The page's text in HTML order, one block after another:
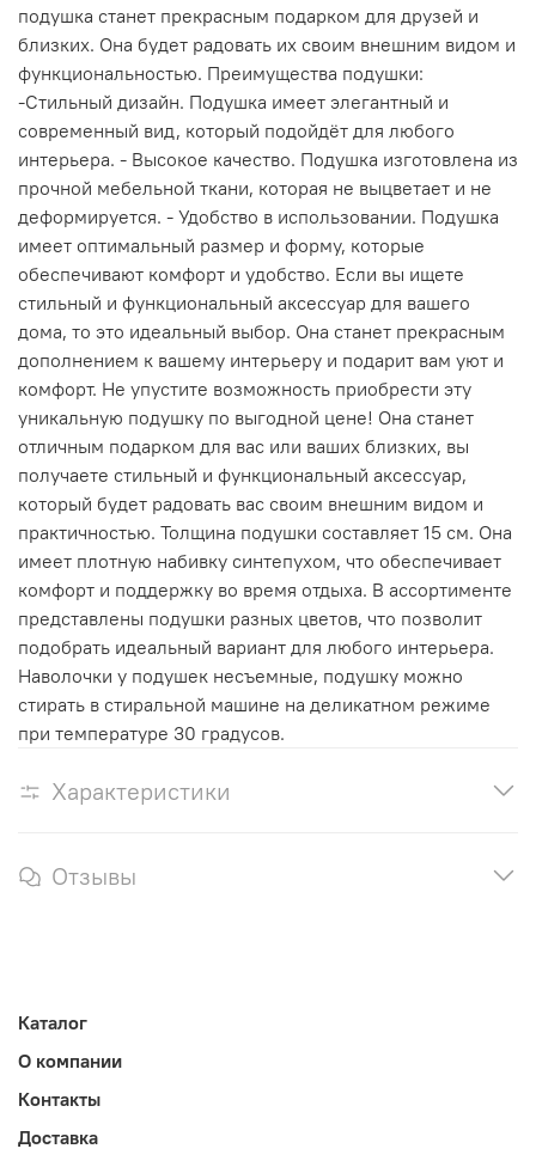
подушка станет прекрасным подарком для друзей и
близких. Она будет радовать их своим внешним видом и
функциональностью. Преимущества подушки:
-Стильный дизайн. Подушка имеет элегантный и
современный вид, который подойдёт для любого
интерьера. - Высокое качество. Подушка изготовлена из
прочной мебельной ткани, которая не выцветает и не
деформируется. - Удобство в использовании. Подушка
имеет оптимальный размер и форму, которые
обеспечивают комфорт и удобство. Если вы ищете
стильный и функциональный аксессуар для вашего
дома, то это идеальный выбор. Она станет прекрасным
дополнением к вашему интерьеру и подарит вам уют и
комфорт. Не упустите возможность приобрести эту
уникальную подушку по выгодной цене! Она станет
отличным подарком для вас или ваших близких, вы
получаете стильный и функциональный аксессуар,
который будет радовать вас своим внешним видом и
практичностью. Толщина подушки составляет 15 см. Она
имеет плотную набивку синтепухом, что обеспечивает
комфорт и поддержку во время отдыха. В ассортименте
представлены подушки разных цветов, что позволит
подобрать идеальный вариант для любого интерьера.
Наволочки у подушек несъемные, подушку можно
стирать в стиральной машине на деликатном режиме
при температуре 30 градусов.
Характеристики
Отзывы
Каталог
О компании
Контакты
Доставка